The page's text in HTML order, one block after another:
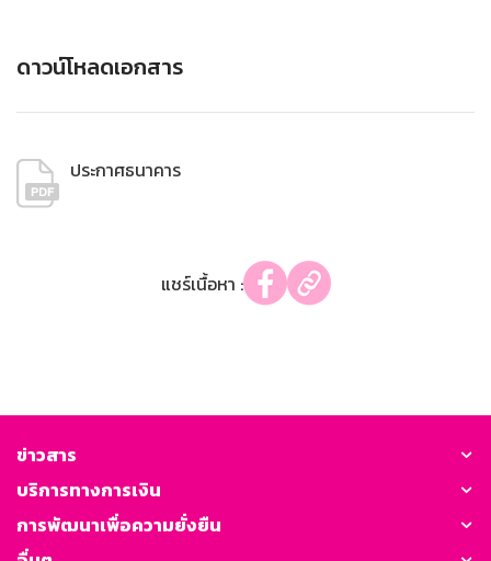
ดาวน์โหลดเอกสาร
ประกาศธนาคาร
แชร์เนื้อหา :
ข่าวสาร
บริการทางการเงิน
การพัฒนาเพื่อความยั่งยืน